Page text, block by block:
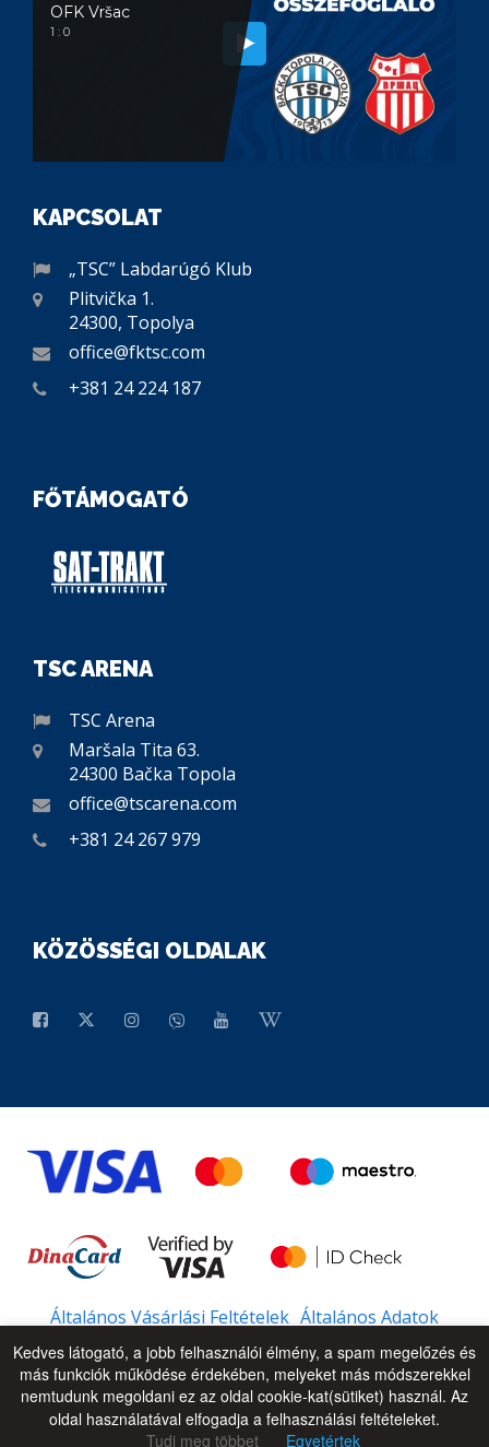
OFK Vršac
1 : 0
KAPCSOLAT
„TSC” Labdarúgó Klub
Plitvička 1.
24300, Topolya
office@fktsc.com
+381 24 224 187
FŐTÁMOGATÓ
TSC ARENA
TSC Arena
Maršala Tita 63.
24300 Bačka Topola
office@tscarena.com
+381 24 267 979
KÖZÖSSÉGI OLDALAK
Általános Vásárlási Feltételek Általános Adatok
© 2026 - All Rights Reserved UP
Kedves látogató, a jobb felhasználói élmény, a spam megelőzés és
más funkciók működése érdekében, melyeket más módszerekkel
nemtudunk megoldani ez az oldal cookie-kat(sütiket) használ. Az
oldal használatával elfogadja a felhasználási feltételeket.
Tudj meg többet
Egyetértek